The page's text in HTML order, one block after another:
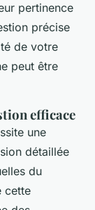
pertinence
précise
de votre
peut être
efficace
une
détaillée
du
cette